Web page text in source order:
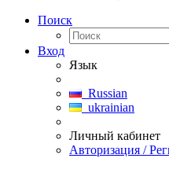
Поиск
Вход
Язык
Russian
ukrainian
Личный кабинет
Авторизация /